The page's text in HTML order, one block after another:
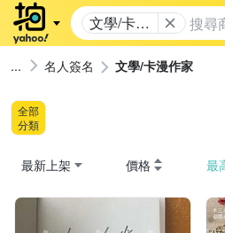
文學/卡漫
作家
名人簽名 文學/卡漫作家
全部
分類
最新上架 價格 最